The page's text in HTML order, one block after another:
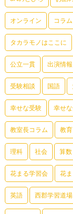
オンライン コラム
タカラモノはここに
公立一貫 出演情報
受験相談 国語
幸せな受験 幸せ
教室長コラム 教育
理科 社会 算数
花まる学習会 花
英語 西郡学習道場